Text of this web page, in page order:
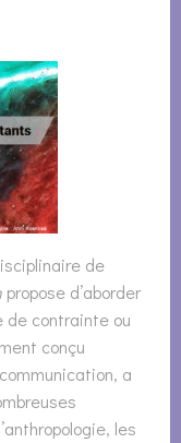
de
propose d’aborder
de contrainte ou
conçu
a
les